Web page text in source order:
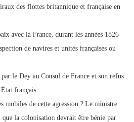
des flottes britannique et française en
avec la France, durant les années 1826
de navires et unités françaises ou
le Dey au Consul de France et son refus
français.
mobiles de cette agression ? Le ministre
la colonisation devrait être bénie par